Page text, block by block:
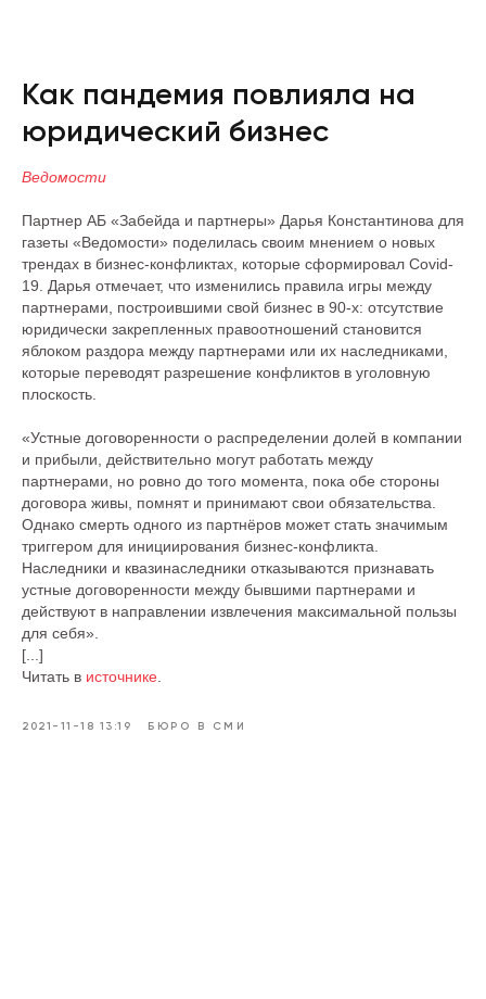
Как пандемия повлияла на
юридический бизнес
Ведомости
Партнер АБ «Забейда и партнеры» Дарья Константинова для
газеты «Ведомости» поделилась своим мнением о новых
трендах в бизнес-конфликтах, которые сформировал Covid-
19. Дарья отмечает, что изменились правила игры между
партнерами, построившими свой бизнес в 90-х: отсутствие
юридически закрепленных правоотношений становится
яблоком раздора между партнерами или их наследниками,
которые переводят разрешение конфликтов в уголовную
плоскость.
«Устные договоренности о распределении долей в компании
и прибыли, действительно могут работать между
партнерами, но ровно до того момента, пока обе стороны
договора живы, помнят и принимают свои обязательства.
Однако смерть одного из партнёров может стать значимым
триггером для инициирования бизнес-конфликта.
Наследники и квазинаследники отказываются признавать
устные договоренности между бывшими партнерами и
действуют в направлении извлечения максимальной пользы
для себя».
[...]
Читать в источнике
2021-11-18 13:19 БЮРО В СМИ